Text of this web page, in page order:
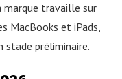
marque travaille sur
MacBooks et iPads,
stade préliminaire.